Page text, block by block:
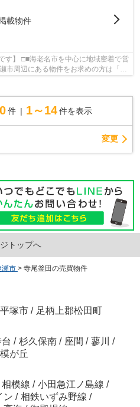
載物件
す】 □■海老名市を中心に地域密着で営
市周辺にある物件をお求めの方は「綾
件 1～14 件を表示
変更
トップへ
瀬市 > 寺尾釜田の売買物件
平塚市 / 足柄上郡松田町
/ 杉久保南 / 座間 / 蓼川 /
が丘
相模線 / 小田急江ノ島線 /
ン / 相鉄いずみ野線 /